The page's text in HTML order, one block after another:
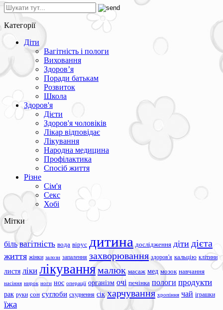
Категорії
Діти
Вагітність і пологи
Виховання
Здоров’я
Поради батькам
Розвиток
Школа
Здоров'я
Дієти
Здоров'я чоловіків
Лікар відповідає
Лікування
Народна медицина
Профілактика
Спосіб життя
Різне
Сім'я
Секс
Хобі
Мітки
біль вагітність вода вірус дитина дослідження діти дієта
життя жінки залози запалення захворювання здоров'я кальцію клітини
листя ліки лікуваннямалюк масаж мед мозок навчання
насіння нирок ноги нос операції організм очі печінка пологи продукти
рак руки сон суглоби схуднення сік харчування хропіння чай іграшки
їжа